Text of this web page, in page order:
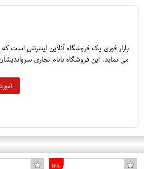
3
1
1
5
بازار فوری یک فروشگاه آنلاین اینترنتی است
می نماید. این فروشگاه بانام تجاری سرواندیشان از سال 1397 فعالیت خود را
6%